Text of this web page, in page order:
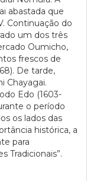
abastada que
Continuação do
um dos três
Oumicho,
frescos de
De tarde,
Chayagai.
Edo (1603-
o período
os lados das
histórica, a
para
Tradicionais”.